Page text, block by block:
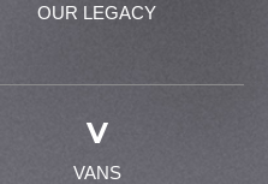
OUR LEGACY
V
VANS